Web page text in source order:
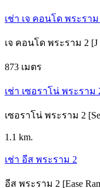
เช่า เจ คอนโด พระราม
เจ คอนโด พระราม 2 [J
873 เมตร
เช่า เซอราโน่ พระราม
เซอราโน่ พระราม 2
1.1 km.
เช่า อีส พระราม 2
อีส พระราม 2 [Ease